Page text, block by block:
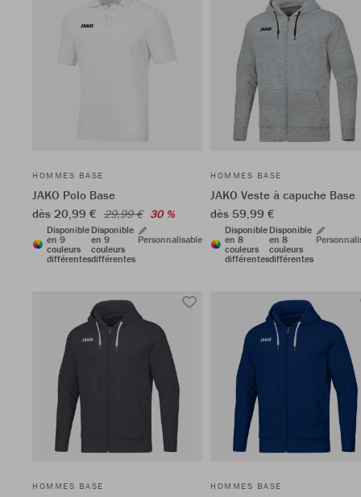
HOMMES BASE
JAKO Polo Base
dès 20,99 € 29,99 € 30 %
Disponible
en 9
couleurs
différentes
Disponible
en 9
couleurs
différentes
Personnalisable
HOMMES BASE
JAKO Veste à capuche Base
dès 59,99 €
Disponible
en 8
couleurs
différentes
Disponible
en 8
couleurs
différentes
HOMMES BASE HOMMES BASE